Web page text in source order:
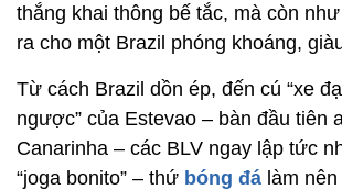
thắng khai thông bế tắc, mà còn
ra cho một Brazil phóng khoáng,
Từ cách Brazil dồn ép, đến cú “xe
ngược” của Estevao – bàn đầu tiên
Canarinha – các BLV ngay lập tức
“joga bonito” – thứ bóng đá làm